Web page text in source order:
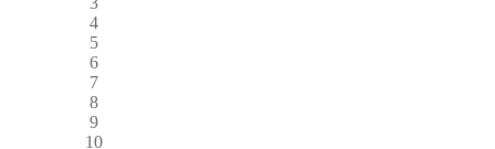
4
5
6
7
8
9
10